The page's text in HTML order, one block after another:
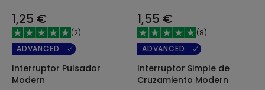
1,25 €
(2)
ADVANCED
Interruptor Pulsador
Modern
1,55 €
(8)
ADVANCED
Interruptor Simple de
Cruzamiento Modern